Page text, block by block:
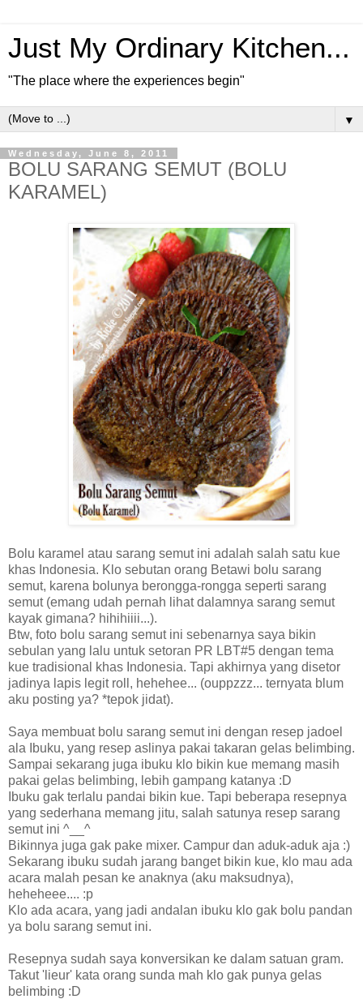
Just My Ordinary Kitchen...
"The place where the experiences begin"
▼
Wednesday, June 8, 2011
BOLU SARANG SEMUT (BOLU
KARAMEL)
Bolu karamel atau sarang semut ini adalah salah satu kue
khas Indonesia. Klo sebutan orang Betawi bolu sarang
semut, karena bolunya berongga-rongga seperti sarang
semut (emang udah pernah lihat dalamnya sarang semut
kayak gimana? hihihiiii...).
Btw, foto bolu sarang semut ini sebenarnya saya bikin
sebulan yang lalu untuk setoran PR LBT#5 dengan tema
kue tradisional khas Indonesia. Tapi akhirnya yang disetor
jadinya lapis legit roll, hehehee... (ouppzzz... ternyata blum
aku posting ya? *tepok jidat).
Saya membuat bolu sarang semut ini dengan resep jadoel
ala Ibuku, yang resep aslinya pakai takaran gelas belimbing.
Sampai sekarang juga ibuku klo bikin kue memang masih
pakai gelas belimbing, lebih gampang katanya :D
Ibuku gak terlalu pandai bikin kue. Tapi beberapa resepnya
yang sederhana memang jitu, salah satunya resep sarang
semut ini ^__^
Bikinnya juga gak pake mixer. Campur dan aduk-aduk aja :)
Sekarang ibuku sudah jarang banget bikin kue, klo mau ada
acara malah pesan ke anaknya (aku maksudnya),
heheheee.... :p
Klo ada acara, yang jadi andalan ibuku klo gak bolu pandan
ya bolu sarang semut ini.
Resepnya sudah saya konversikan ke dalam satuan gram.
Takut 'lieur' kata orang sunda mah klo gak punya gelas
belimbing :D